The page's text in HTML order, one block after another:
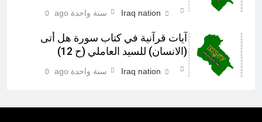
Iraq nation سنة واحدة ago 0
آيات قرآنية في كتاب سورة هل أتى
(الانسان) للسيد العاملي (ح 12)‎
Iraq nation سنة واحدة ago 0